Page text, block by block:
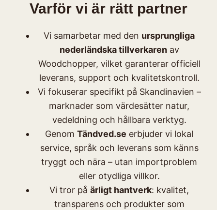
Varför vi är rätt partner
Vi samarbetar med den ursprungliga
nederländska tillverkarenav
Woodchopper, vilket garanterar officiell
leverans, support och kvalitetskontroll.
Vi fokuserar specifikt på Skandinavien –
marknader som värdesätter natur,
vedeldning och hållbara verktyg.
GenomTändved.se erbjuder vi lokal
service, språk och leverans som känns
tryggt och nära – utan importproblem
eller otydliga villkor.
Vi tror påärligt hantverk: kvalitet,
transparens och produkter som